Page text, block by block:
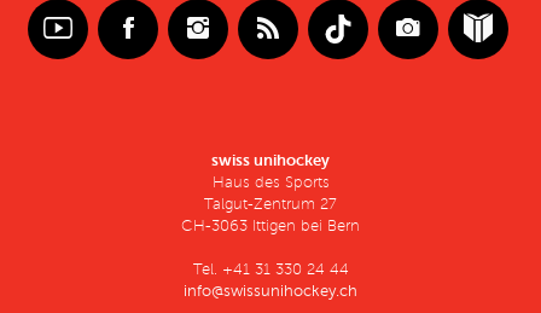
swiss unihockey
Haus des Sports
Talgut-Zentrum 27
CH-3063 Ittigen bei Bern
Tel. +41 31 330 24 44
info@swissunihockey.ch